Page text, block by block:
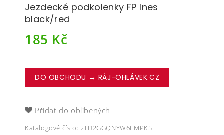
Jezdecké podkolenky FP Ines
black/red
185 Kč
DO OBCHODU → RÁJ-OHLÁVEK.CZ
Přidat do oblíbených
Katalogové číslo: 2TD2GGQNYW6FMPK5